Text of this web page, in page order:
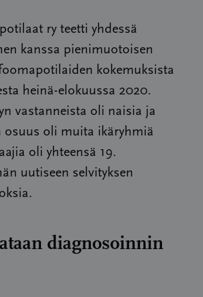
ry teetti yhdessä
kanssa pienimuotoisen
kokemuksista
heinä-elokuussa 2020.
vastanneista oli naisia ja
osuus oli muita ikäryhmiä
oli yhteensä 19.
uutiseen selvityksen
diagnosoinnin